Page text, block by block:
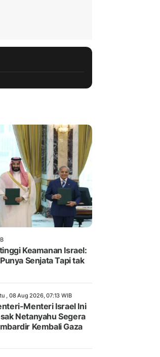
Keamanan Israel:
Senjata Tapi tak
, 08 Aug 2026, 07:13 WIB
Menteri Israel Ini
Netanyahu Segera
Kembali Gaza